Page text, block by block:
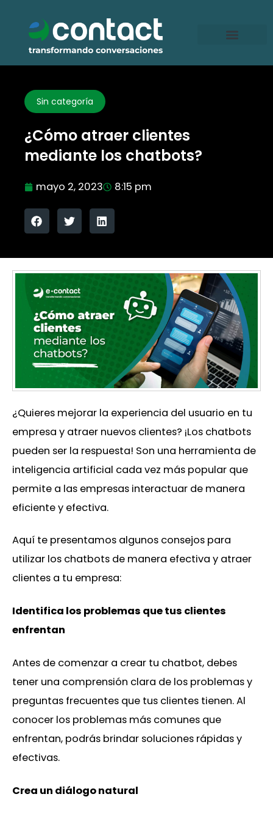
contenido
Sin categoría
¿Cómo atraer clientes
mediante los chatbots?
mayo 2, 2023 8:15 pm
¿Quieres mejorar la experiencia del usuario en tu
empresa y atraer nuevos clientes? ¡Los chatbots
pueden ser la respuesta! Son una herramienta de
inteligencia artificial cada vez más popular que
permite a las empresas interactuar de manera
eficiente y efectiva.
Aquí te presentamos algunos consejos para
utilizar los chatbots de manera efectiva y atraer
clientes a tu empresa:
Identifica los problemas que tus clientes
enfrentan
Antes de comenzar a crear tu chatbot, debes
tener una comprensión clara de los problemas y
preguntas frecuentes que tus clientes tienen. Al
conocer los problemas más comunes que
enfrentan, podrás brindar soluciones rápidas y
efectivas.
Crea un diálogo natural